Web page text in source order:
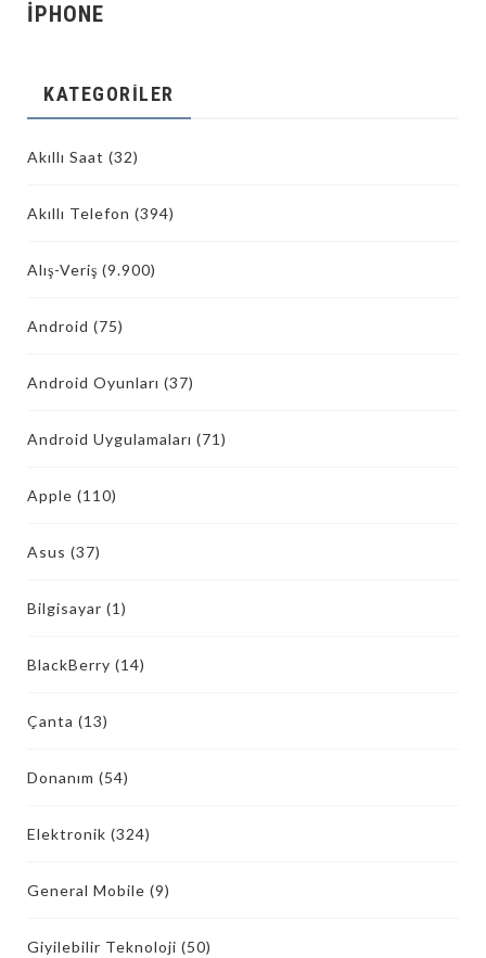
İPHONE
KATEGORILER
Akıllı Saat (32)
Akıllı Telefon (394)
Alış-Veriş (9.900)
Android (75)
Android Oyunları (37)
Android Uygulamaları (71)
Apple (110)
Asus (37)
Bilgisayar (1)
BlackBerry (14)
Çanta (13)
Donanım (54)
Elektronik (324)
General Mobile (9)
Giyilebilir Teknoloji (50)